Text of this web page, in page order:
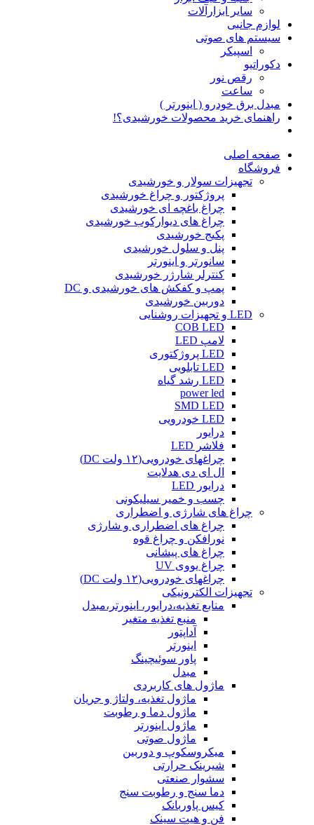
سایر ابزارآلات
لوازم جانبی
سیستم های صوتی
اسپیکر
دکوراتیو
رقص نور
ساعت
مبدل برق خودرو ( اینورتر )
راهنمای خرید محصولات خورشیدی؟!
صفحه اصلی
فروشگاه
تجهیزات سولار و خورشیدی
پروژکتور و چراغ خورشیدی
چراغ باغچه ای خورشیدی
چراغ های دیوارکوب خورشیدی
پکیج خورشیدی
پنل و سلول خورشیدی
سانورتر و اینورتر
کنترلر شارژر خورشیدی
پمپ و کفکش های خورشیدی و DC
دوربین خورشیدی
LED و تجهیزات روشنایی
COB LED
لامپ LED
LED پروژکتوری
LED تابلویی
LED رشد گیاه
power led
SMD LED
LED خودرویی
درایور
فلاشر LED
چراغهای خودرویی(۱۲ ولت DC)
ال ای دی هدلایت
درایور LED
چسب و خمیر سیلیکونی
چراغ های شارژی و اضطراری
چراغ های اضطراری و شارژی
نورافکن و چراغ قوه
چراغ های پیشانی
چراغ یووی UV
چراغهای خودرویی(۱۲ ولت DC)
تجهیزات الکترونیکی
منابع تغذیه،درایور، اینورتر،مبدل
منبع تغذیه متغیر
آداپتور
اینورتر
پاور سوئیچینگ
مبدل
ماژول های کاربردی
ماژول تغذیه، ولتاژ و جریان
ماژول دما و رطوبت
ماژول اینورتر
ماژول صوتی
میکروسکوپ و دوربین
شیرینک حرارتی
سشوار صنعتی
دما سنج و رطوبت سنج
کیس پاوربانک
فن و هیت سینک